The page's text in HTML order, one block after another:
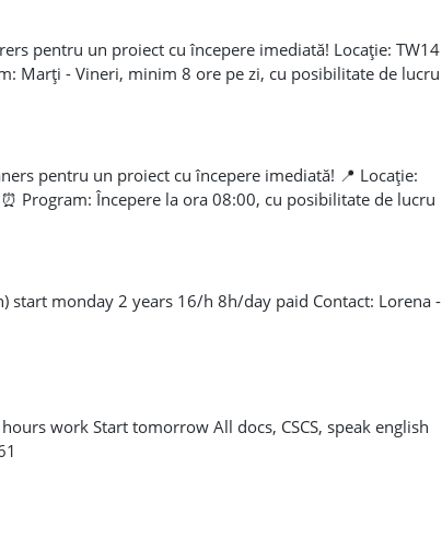
pentru un proiect cu începere imediată! Locație: TW14
Marți - Vineri, minim 8 ore pe zi, cu posibilitate de lucru
pe termen lung Plata este săptămânală, se lucrează
detalii: Rebeca +44 7441 955861 (WhatsApp sau
pentru un proiect cu începere imediată! 📍 Locație:
Program: Începere la ora 08:00, cu posibilitate de lucru
pe termen lung Plata este săptămânală, se
detalii: Rebeca +44 7441 955861 (WhatsApp sau
start monday 2 years 16/h 8h/day paid Contact: Lorena -
work Start tomorrow All docs, CSCS, speak english